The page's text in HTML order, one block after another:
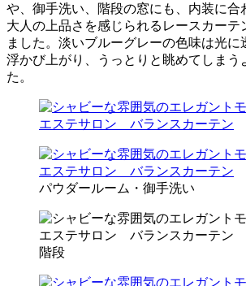
や、御手洗い、階段の窓にも、内装に合
大人の上品さを感じられるレースカーテ
ました。淡いブルーグレーの色味は光に
浮かび上がり、うっとりと眺めてしまう
た。
パウダールーム・御手洗い
階段